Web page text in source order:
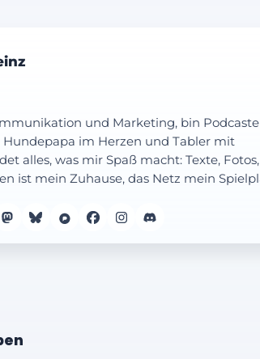
und Marketing, bin
im Herzen und Tabler mit
alles, was mir Spaß macht: Texte, Fotos,
ist mein Zuhause, das Netz mein